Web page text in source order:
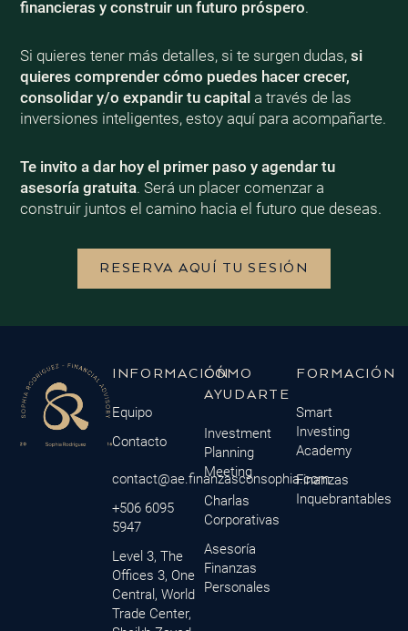
financieras y construir un futuro próspero.
Si quieres tener más detalles, si te surgen dudas, si
quieres comprender cómo puedes hacer crecer,
consolidar y/o expandir tu capitala través de las
inversiones inteligentes, estoy aquí para acompañarte.
Te invito a dar hoy el primer paso y agendar tu
asesoría gratuita. Será un placer comenzar a
construir juntos el camino hacia el futuro que deseas.
RESERVA AQUÍ TU SESIÓN
INFORMACIÓN
Equipo
Contacto
contact@ae.finanzasconsophia.com
+506 6095
5947
Level 3, The
Offices 3, One
Central, World
Trade Center,
CÓMO
AYUDARTE
Investment
Planning
Meeting
Charlas
Corporativas
Asesoría
Finanzas
Personales
FORMACIÓN
Smart
Investing
Academy
Finanzas
Inquebrantables